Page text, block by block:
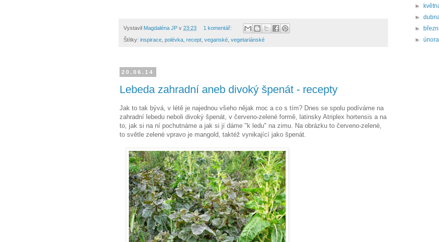
Vystavil Magdaléna JP v 23:23 1 komentář:
Štítky: inspirace polévka recept veganské vegetariánské
20.06.14
Lebeda zahradní aneb divoký špenát - recepty
Jak to tak bývá, v létě je najednou všeho nějak moc a co s tím? Dnes se spolu podíváme na
zahradní lebedu neboli divoký špenát, v červeno-zelené formě, latinsky Atriplex hortensis a na
to, jak si na ní pochutnáme a jak si jí dáme "k ledu" na zimu. Na obrázku to červeno-zelené,
to světle zelené vpravo je mangold, taktéž vynikající jako špenát.
►
►
►
►